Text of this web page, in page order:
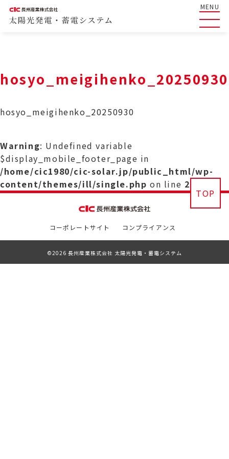
MENU
hosyo_meigihenko_20250930
hosyo_meigihenko_20250930
Warning: Undefined variable
$display_mobile_footer_page in
/home/cic1980/cic-solar.jp/public_html/wp-
content/themes/ill/single.php on line 29
TOP
コーポレートサイト コンプライアンス
©2026 長州産業株式会社 太陽光発電・蓄電システム